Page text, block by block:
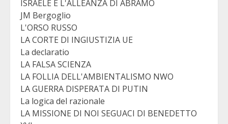
ISRAELE E L'ALLEANZA DI ABRAMO
JM Bergoglio
L'ORSO RUSSO
LA CORTE DI INGIUSTIZIA UE
La declaratio
LA FALSA SCIENZA
LA FOLLIA DELL'AMBIENTALISMO NWO
LA GUERRA DISPERATA DI PUTIN
La logica del razionale
LA MISSIONE DI NOI SEGUACI DI BENEDETTO